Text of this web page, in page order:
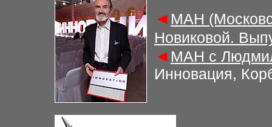
◄ МАН
Новиковой.
◄ МАН с
Инновация,